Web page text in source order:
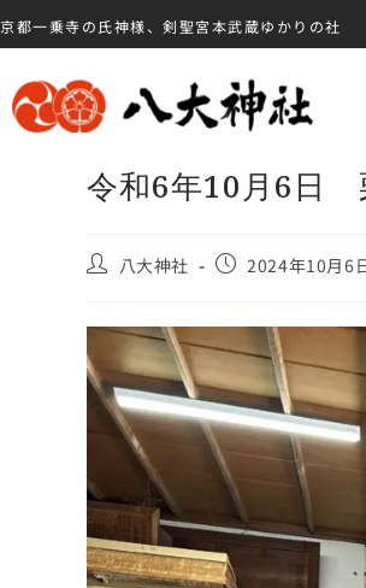
京都一乗寺の氏神様、剣聖宮本武蔵ゆかりの社
令和6年10月6日
八大神社 2024年10月6